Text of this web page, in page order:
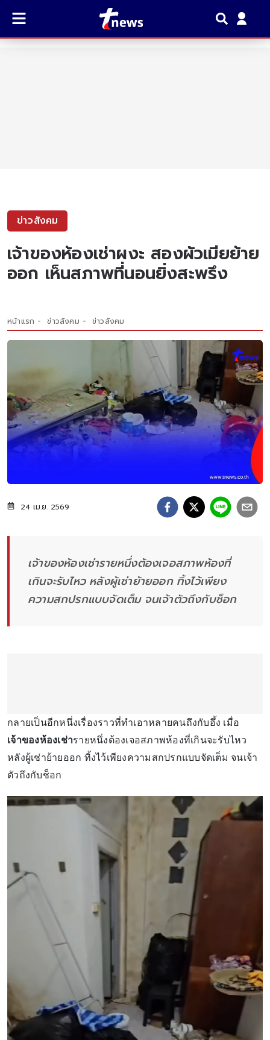
ข่าวสังคม
เจ้าของห้องเช่าผงะ สองผัวเมียย้าย
ออก เห็นสภาพที่นอนยิ่งสะพรึง
หน้าแรก ข่าวสังคม ข่าวสังคม
24 เม.ย. 2569
เจ้าของห้องเช่ารายหนึ่งต้องเจอสภาพห้องที่
เกินจะรับไหว หลังผู้เช่าย้ายออก ทิ้งไว้เพียง
ความสกปรกแบบจัดเต็ม จนเจ้าตัวถึงกับช็อก
กลายเป็นอีกหนึ่งเรื่องราวที่ทำเอาหลายคนถึงกับอึ้ง เมื่อ
เจ้าของห้องเช่ารายหนึ่งต้องเจอสภาพห้องที่เกินจะรับไหว
หลังผู้เช่าย้ายออก ทิ้งไว้เพียงความสกปรกแบบจัดเต็ม จนเจ้า
ตัวถึงกับช็อก